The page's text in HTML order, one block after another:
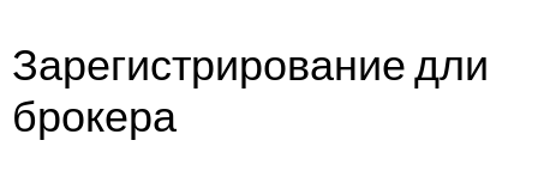
Зарегистрирование дли
брокера